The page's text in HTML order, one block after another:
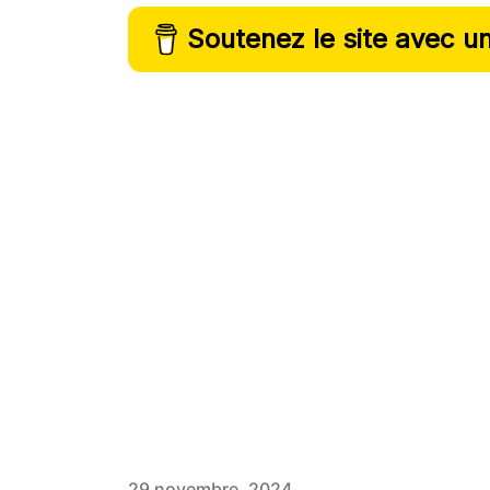
Soutenez le site avec